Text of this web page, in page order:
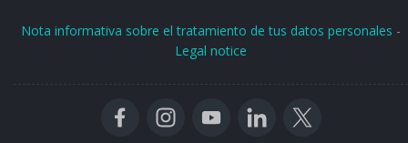
Nota informativa sobre el tratamiento de tus datos personales -
Legal notice